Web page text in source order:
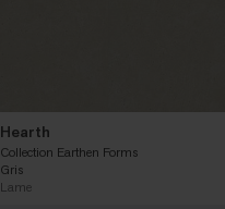
Hearth
Collection Earthen Forms
Gris
Lame